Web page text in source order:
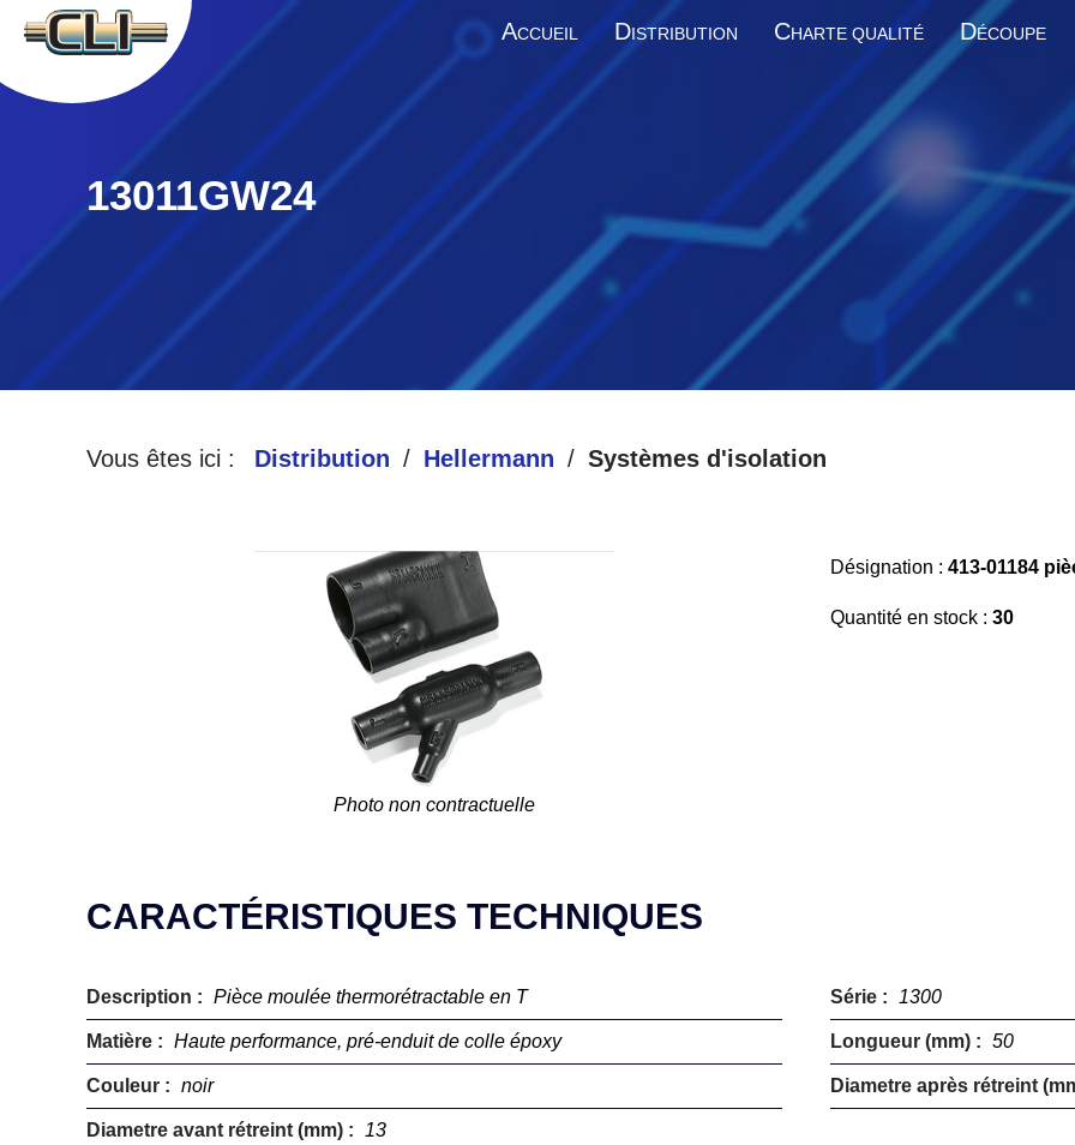
ACCUEIL DISTRIBUTION CHARTE QUALITÉ DÉCOUPE
13011GW24
Vous êtes ici : Distribution Hellermann Systèmes d'isolation
Photo non contractuelle
Désignation : 413-01184
Quantité en stock : 30
CARACTÉRISTIQUES TECHNIQUES
Description : Pièce moulée thermorétractable en T Série : 1300
Matière : Haute performance, pré-enduit de colle époxy Longueur (mm) : 50
Couleur : noir Diametre après rétreint
Diametre avant rétreint (mm) : 13